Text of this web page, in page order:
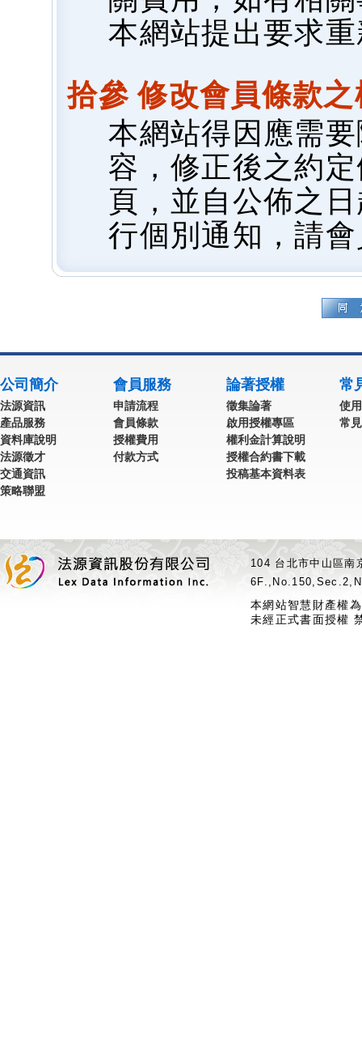
本網站提出要求
拾參 修改會員條款
本網站得因應需
容，修正後之約
頁，並自公佈之
行個別通知，請
公司簡介
法源資訊
產品服務
資料庫說明
法源徵才
交通資訊
策略聯盟
會員服務
申請流程
會員條款
授權費用
付款方式
論著授權
徵集論著
啟用授權專區
權利金計算說明
授權合約書下載
投稿基本資料表
常
使
常
104 台北市中山區
本網站智慧財產權
未經正式書面授權